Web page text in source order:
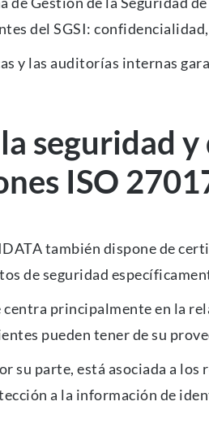
del SGSI:
y las auditorías internas
seguridad
ISO
también dispone de
de seguridad
centra principalmente en la
pueden tener de su
su parte, está asociada a
a la información de